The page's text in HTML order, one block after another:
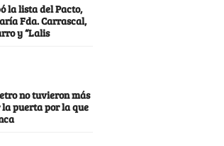
la lista del Pacto,
Fda. Carrascal,
y “Lalis
no tuvieron más
puerta por la que